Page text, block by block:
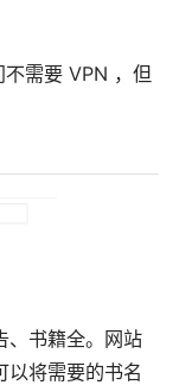
不需要 VPN ，但
、书籍全。网站
以将需要的书名